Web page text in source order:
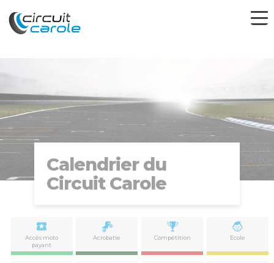
Calendrier du
Circuit Carole
Accès moto
payant
Acrobatie Compétition Ecole